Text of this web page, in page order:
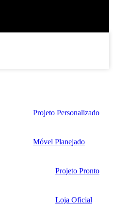
Projeto Personalizado
Móvel Planejado
Projeto Pronto
Loja Oficial